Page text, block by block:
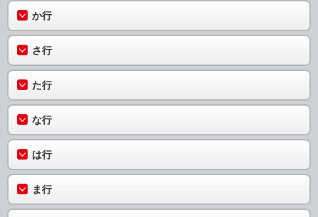
か行
さ行
た行
な行
は行
ま行